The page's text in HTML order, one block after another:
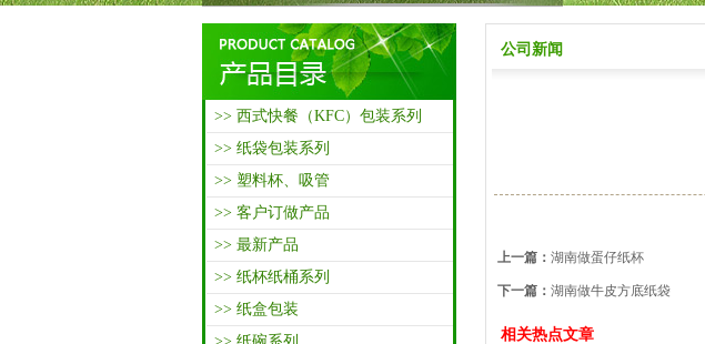
>> 西式快餐（KFC）包装系列
>> 纸袋包装系列
>> 塑料杯、吸管
>> 客户订做产品
>> 最新产品
>> 纸杯纸桶系列
>> 纸盒包装
公司新闻
上一篇： 湖南做蛋仔纸杯
下一篇： 湖南做牛皮方底纸袋
相关热点文章